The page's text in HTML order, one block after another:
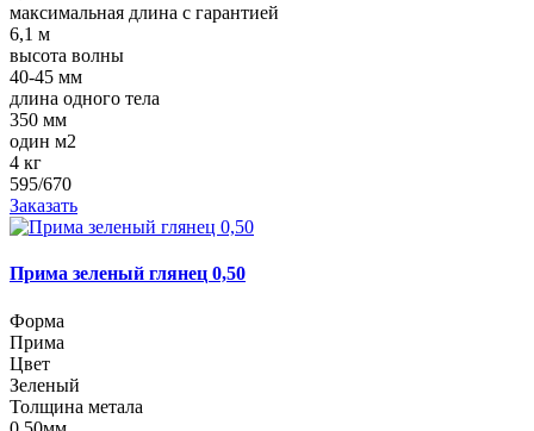
максимальная длина с гарантией
6,1 м
высота волны
40-45 мм
длина одного тела
350 мм
один м2
4 кг
595/670
Заказать
Прима зеленый глянец 0,50
Форма
Прима
Цвет
Зеленый
Толщина метала